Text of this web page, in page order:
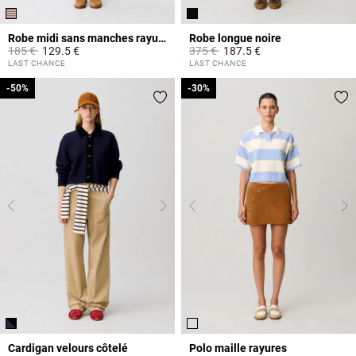
Robe midi sans manches rayures
Prix réduit à partir de
185 €à129.5 €
5 out of 5 Customer Rating
LAST CHANCE
Robe longue noire
Prix réduit à partir de
375 €à187.5 €
4 out of 5 Customer Rating
LAST CHANCE
Cardigan velours côtelé
-50%
-50%
Polo maille rayures
-30%
-30%